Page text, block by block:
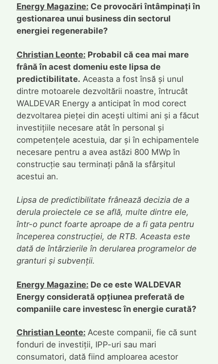
Energy Magazine: Ce provocări întâmpinați în
gestionarea unui business din sectorul
energiei regenerabile?
Christian Leonte: Probabil că cea mai mare
frână în acest domeniu este lipsa de
predictibilitate. Aceasta a fost însă și unul
dintre motoarele dezvoltării noastre, întrucât
WALDEVAR Energy a anticipat în mod corect
dezvoltarea pieței din acești ultimi ani și a făcut
investițiile necesare atât în personal și
competențele acestuia, dar și în echipamentele
necesare pentru a avea astăzi 800 MWp în
construcție sau terminați până la sfârșitul
acestui an.
Lipsa de predictibilitate frânează decizia de a
derula proiectele ce se află, multe dintre ele,
într-o punct foarte aproape de a fi gata pentru
începerea construcției, de RTB. Aceasta este
dată de întârzierile în derularea programelor de
granturi și subvenții.
Energy Magazine: De ce este WALDEVAR
Energy considerată opțiunea preferată de
companiile care investesc în energie curată?
Christian Leonte: Aceste companii, fie că sunt
fonduri de investiții, IPP-uri sau mari
consumatori, dată fiind amploarea acestor